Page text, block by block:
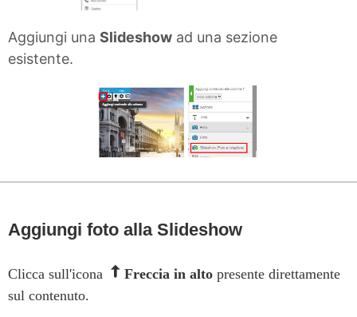
Aggiungi una Slideshow ad una sezione
esistente.
Aggiungi foto alla Slideshow
Clicca sull'icona Freccia in alto presente direttamente
sul contenuto.